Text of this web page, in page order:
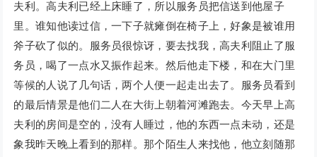
夫利。高夫利已经上床睡了，所以服务员把信送到他屋子
里。谁知他读过信，一下子就瘫倒在椅子上，好象是被谁用
斧子砍了似的。服务员很惊讶，要去找我，高夫利阻止了服
务员，喝了一点水又振作起来。然后他走下楼，和在大门里
等候的人说了几句话，两个人便一起走出去了。服务员看到
的最后情景是他们二人在大街上朝着河滩跑去。今天早上高
夫利的房间是空的，没有人睡过，他的东西一点未动，还是
象我昨天晚上看到的那样。那个陌生人来找他，他立刻随那